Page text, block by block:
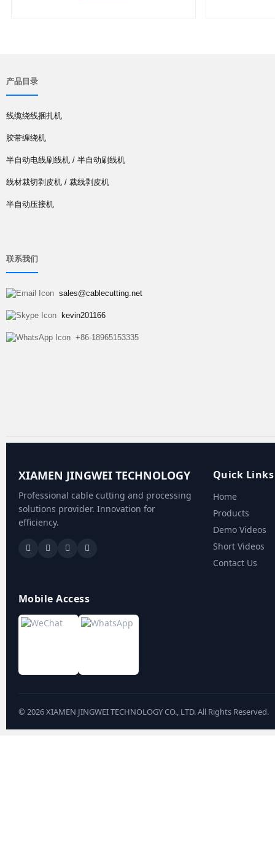
产品目录
线缆绕线捆扎机
胶带缠绕机
半自动电线刷线机 / 半自动刷线机
线材裁切剥皮机 / 裁线剥皮机
半自动压接机
联系我们
sales@cablecutting.net
kevin201166
+86-18965153335
XIAMEN JINGWEI TECHNOLOGY
Professional cable cutting and processing
solutions provider. Innovation for
efficiency.
Quick Links
Home
Products
Demo Videos
Short Videos
Contact Us
Mobile Access
© 2026XIAMEN JINGWEI TECHNOLOGY CO., LTD. All Rights Reserved.